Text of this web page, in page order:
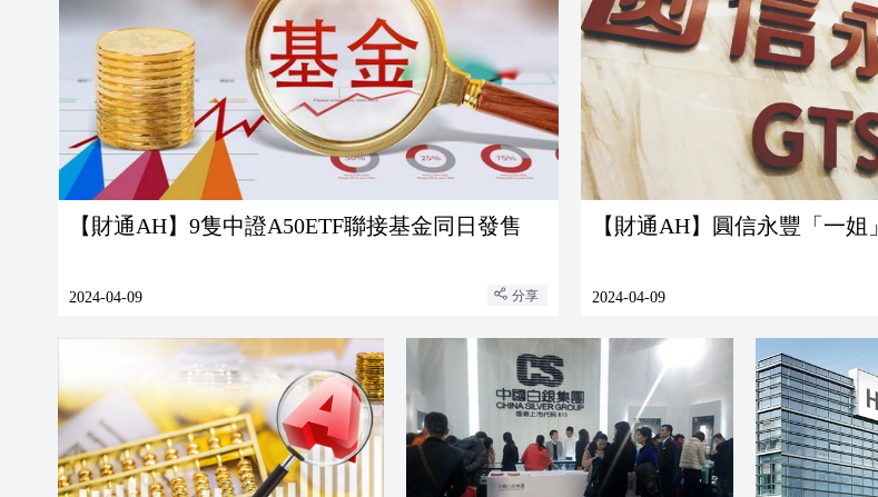
【財通AH】9隻中證A50ETF聯接基金同日發售
2024-04-09 分享
【財通AH】圓信永豐「一姐
2024-04-09